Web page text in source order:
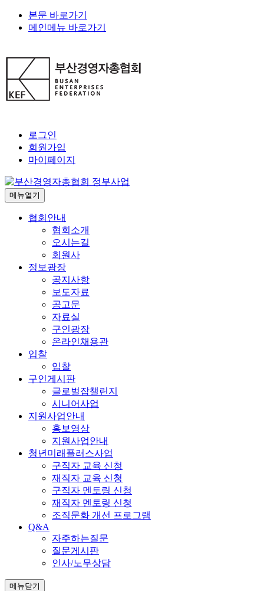
본문 바로가기
메인메뉴 바로가기
로그인
회원가입
마이페이지
메뉴열기
협회안내
협회소개
오시는길
회원사
정보광장
공지사항
보도자료
공고문
자료실
구인광장
온라인채용관
입찰
입찰
구인게시판
글로벌잡챌린지
시니어사업
지원사업안내
홍보영상
지원사업안내
청년미래플러스사업
구직자 교육 신청
재직자 교육 신청
구직자 멘토링 신청
재직자 멘토링 신청
조직문화 개선 프로그램
Q&A
자주하는질문
질문게시판
인사/노무상담
메뉴닫기